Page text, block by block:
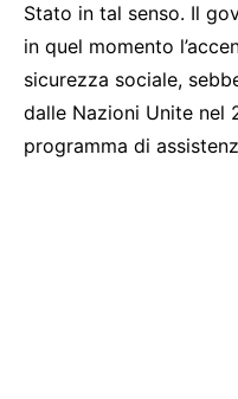
Stato in tal senso. Il
in quel momento
sicurezza sociale,
dalle Nazioni Unite nel
programma di